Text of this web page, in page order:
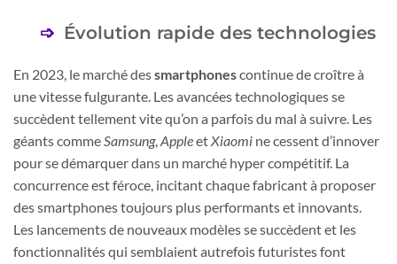
Évolution rapide des technologies
En 2023, le marché dessmartphonescontinue de croître à
une vitesse fulgurante. Les avancées technologiques se
succèdent tellement vite qu’on a parfois du mal à suivre. Les
géants commeSamsung,AppleetXiaomi ne cessent d’innover
pour se démarquer dans un marché hyper compétitif. La
concurrence est féroce, incitant chaque fabricant à proposer
des smartphones toujours plus performants et innovants.
Les lancements de nouveaux modèles se succèdent et les
fonctionnalités qui semblaient autrefois futuristes font